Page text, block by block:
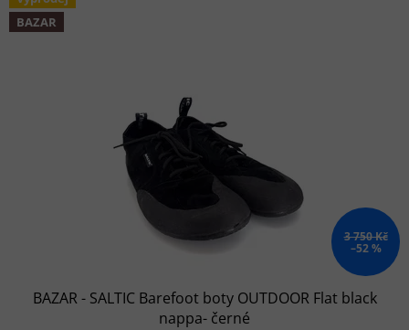
BAZAR
3 750 Kč
–52 %
BAZAR - SALTIC Barefoot boty OUTDOOR Flat black
nappa- černé